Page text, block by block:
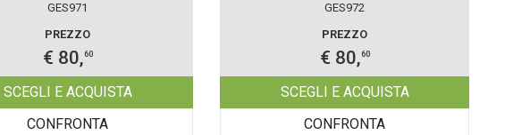
GES971
PREZZO
€ 80,60
SCEGLI E ACQUISTA
CONFRONTA
GES972
PREZZO
€ 80,60
SCEGLI E ACQUISTA
CONFRONTA